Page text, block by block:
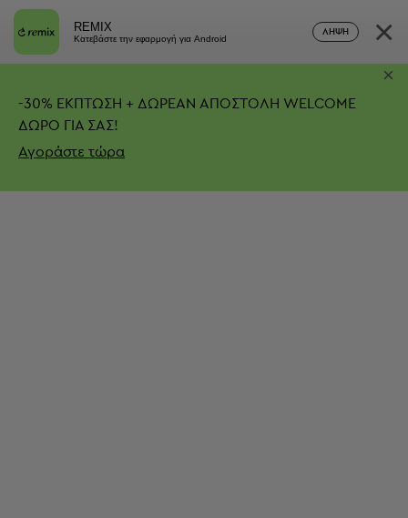
REMIX
Κατεβάστε την εφαρμογή για Android
ΛΉΨΗ ×
-30% ΕΚΠΤΩΣΗ + ΔΩΡΕΑΝ ΑΠΟΣΤΟΛΗ WELCOME
ΔΩΡΟ ΓΙΑ ΣΑΣ!
Αγοράστε τώρα
×